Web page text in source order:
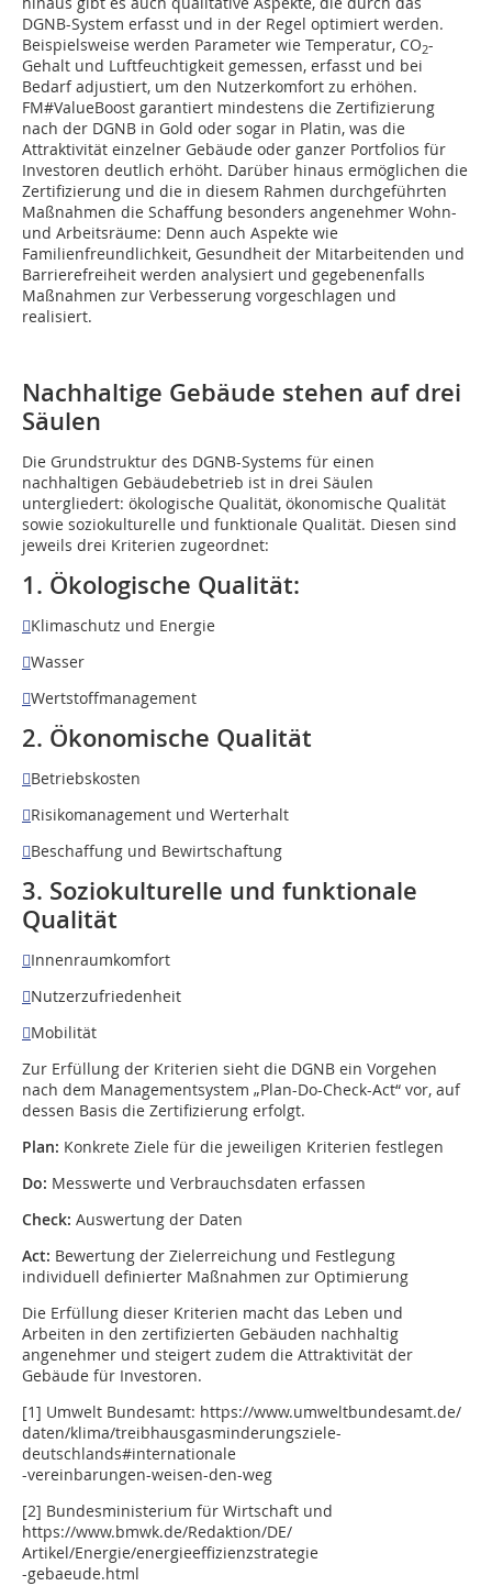
DGNB-System erfasst und in der Regel optimiert werden.
Beispielsweise werden Parameter wie Temperatur, CO2-
Gehalt und Luftfeuchtigkeit gemessen, erfasst und bei
Bedarf adjustiert, um den Nutzerkomfort zu erhöhen.
FM#ValueBoost garantiert mindestens die Zertifizierung
nach der DGNB in Gold oder sogar in Platin, was die
Attraktivität einzelner Gebäude oder ganzer Portfolios für
Investoren deutlich erhöht. Darüber hinaus ermöglichen die
Zertifizierung und die in diesem Rahmen durchgeführten
Maßnahmen die Schaffung besonders angenehmer Wohn-
und Arbeitsräume: Denn auch Aspekte wie
Familienfreundlichkeit, Gesundheit der Mitarbeitenden und
Barrierefreiheit werden analysiert und gegebenenfalls
Maßnahmen zur Verbesserung vorgeschlagen und
realisiert.
Nachhaltige Gebäude stehen auf drei
Säulen
Die Grundstruktur des DGNB-Systems für einen
nachhaltigen Gebäudebetrieb ist in drei Säulen
untergliedert: ökologische Qualität, ökonomische Qualität
sowie soziokulturelle und funktionale Qualität. Diesen sind
jeweils drei Kriterien zugeordnet:
1. Ökologische Qualität:
Klimaschutz und Energie
Wasser
Wertstoffmanagement
2. Ökonomische Qualität
Betriebskosten
Risikomanagement und Werterhalt
Beschaffung und Bewirtschaftung
3. Soziokulturelle und funktionale
Qualität
Innenraumkomfort
Nutzerzufriedenheit
Mobilität
Zur Erfüllung der Kriterien sieht die DGNB ein Vorgehen
nach dem Managementsystem „Plan-Do-Check-Act“ vor, auf
dessen Basis die Zertifizierung erfolgt.
Plan: Konkrete Ziele für die jeweiligen Kriterien festlegen
Do: Messwerte und Verbrauchsdaten erfassen
Check: Auswertung der Daten
Act: Bewertung der Zielerreichung und Festlegung
individuell definierter Maßnahmen zur Optimierung
Die Erfüllung dieser Kriterien macht das Leben und
Arbeiten in den zertifizierten Gebäuden nachhaltig
angenehmer und steigert zudem die Attraktivität der
Gebäude für Investoren.
[1] Umwelt Bundesamt: https://www.umweltbundesamt.de/
daten/klima/treibhausgasminderungs­ziele-
deutschlands#internationale
-vereinbarungen-weisen-den-weg
[2] Bundesministerium für Wirtschaft und
https://www.bmwk.de/Redaktion/DE/
Artikel/Energie/energieeffizienzstrategie
-gebaeude.html